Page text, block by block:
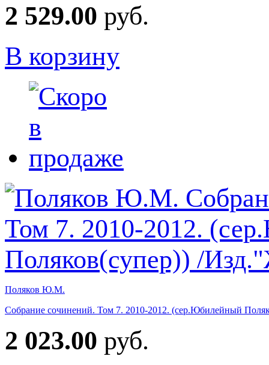
2 529.00 руб.
В корзину
Поляков Ю.М.
Собрание сочинений. Том 7. 2010-2012. (сер.Юбилейный
2 023.00 руб.